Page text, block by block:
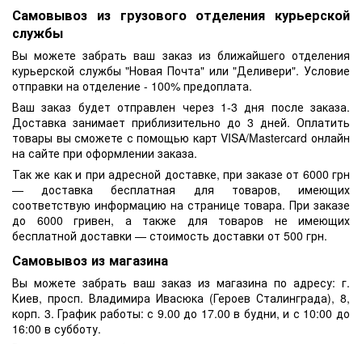
Самовывоз из грузового отделения курьерской
службы
Вы можете забрать ваш заказ из ближайшего отделения
курьерской службы "Новая Почта" или "Деливери". Условие
отправки на отделение - 100% предоплата.
Ваш заказ будет отправлен через 1-3 дня после заказа.
Доставка занимает приблизительно до 3 дней. Оплатить
товары вы сможете с помощью карт VISA/Mastercard онлайн
на сайте при оформлении заказа.
Так же как и при адресной доставке, при заказе от 6000 грн
— доставка бесплатная для товаров, имеющих
соответствую информацию на странице товара. При заказе
до 6000 гривен, а также для товаров не имеющих
бесплатной доставки — стоимость доставки от 500 грн.
Самовывоз из магазина
Вы можете забрать ваш заказ из магазина по адресу: г.
Киев, просп. Владимира Ивасюка (Героев Сталинграда), 8,
корп. 3. График работы: с 9.00 до 17.00 в будни, и с 10:00 до
16:00 в субботу.